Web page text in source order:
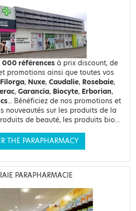
000 références à prix discount, de
promotions ainsi que toutes vos
Filorga, Nuxe, Caudalie, Rosebaie,
, Garancia, Biocyte, Erborian,
... Bénéficiez de nos promotions et
nouveautés sur les produits de la
de beauté, les produits bio...
THE PARAPHARMACY
PARAPHARMACIE